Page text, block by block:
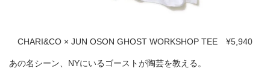
CHARI&CO × JUN OSON GHOST WORKSHOP TEE ¥5,940
あの名シーン、NYにいるゴーストが陶芸を教える。